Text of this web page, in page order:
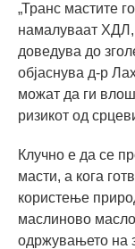
„Транс мастите
намалуваат
доведува до
објаснува д-р
можат да ги
ризикот од
Клучно е да се
масти, а кога
користење
маслиново
одржувањето на